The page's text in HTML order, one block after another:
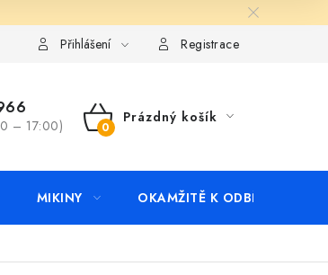
KontaktyPřihlášení Registrace
– 17:00)
NÁKUPNÍ
Prázdný košík
MIKINY OKAMŽITĚ K ODBĚRU